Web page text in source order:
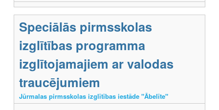
Speciālās pirmsskolas
izglītības programma
izglītojamajiem ar valodas
traucējumiem
Jūrmalas pirmsskolas izglītības iestāde "Ābelīte"